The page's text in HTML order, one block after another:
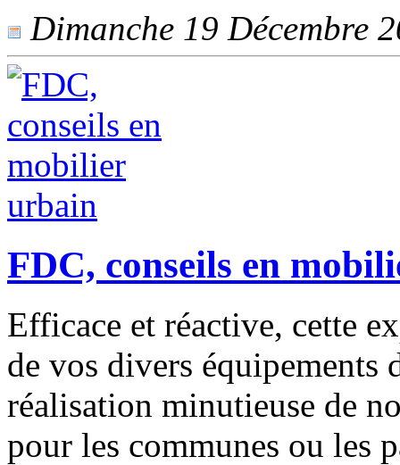
Dimanche 19 Décembre
FDC, conseils en
Efficace et réactive, cette
de vos divers équipements
réalisation minutieuse de
pour les communes ou les